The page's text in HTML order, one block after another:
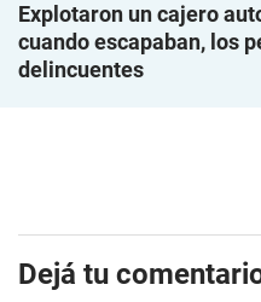
Explotaron un cajero
cuando escapaban, los
delincuentes
Dejá tu